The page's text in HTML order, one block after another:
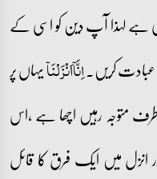
ہے لہذا آپ دین کو اسی کے
کریں۔اِنَّاۤاَنۡزَلۡنَاۤیہاں پر
رہیں اچھا ہے ،اس
انزل میں ایک فرق کا قائل